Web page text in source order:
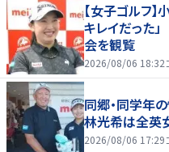
【女子ゴルフ】
キレイだった
会を観覧
2026/08/06 18:32
同郷・同学年
林光希は全英
2026/08/06 17:29